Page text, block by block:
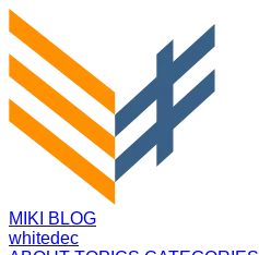
MIKI BLOG
whitedec